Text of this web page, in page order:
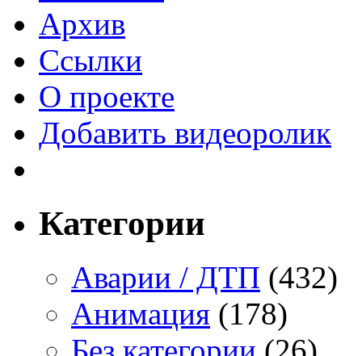
Архив
Ссылки
О проекте
Добавить видеоролик
Категории
Аварии / ДТП (432)
Анимация (178)